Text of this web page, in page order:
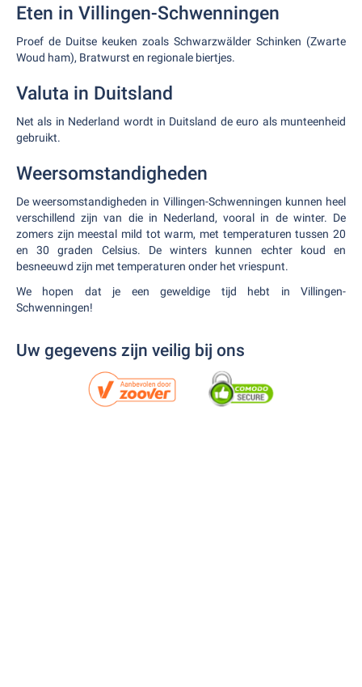
Eten in Villingen-Schwenningen
Proef de Duitse keuken zoals Schwarzwälder Schinken (Zwarte
Woud ham), Bratwurst en regionale biertjes.
Valuta in Duitsland
Net als in Nederland wordt in Duitsland de euro als munteenheid
gebruikt.
Weersomstandigheden
De weersomstandigheden in Villingen-Schwenningen kunnen heel
verschillend zijn van die in Nederland, vooral in de winter. De
zomers zijn meestal mild tot warm, met temperaturen tussen 20
en 30 graden Celsius. De winters kunnen echter koud en
besneeuwd zijn met temperaturen onder het vriespunt.
We hopen dat je een geweldige tijd hebt in Villingen-
Schwenningen!
Uw gegevens zijn veilig bij ons